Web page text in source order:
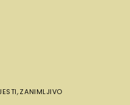
,ZANIMLJIVO